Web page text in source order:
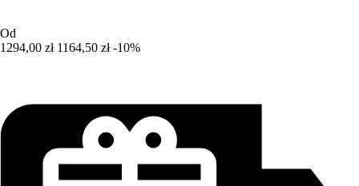
Od
1294,00 zł 1164,50 zł -10%